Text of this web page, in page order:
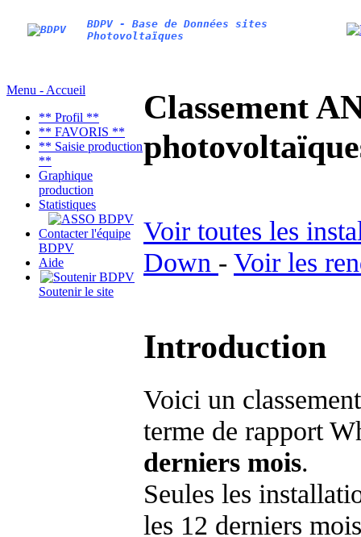
BDPV - Base de Données sites
Photovoltaïques
Menu - Accueil
** Profil **
** FAVORIS **
** Saisie production
**
Graphique
production
Statistiques
Contacter l'équipe
BDPV
Aide
Soutenir le site
Classement
Voir toutes les
Down - Voir les
Introduction
Voici un
terme de rapport
derniers mois.
Seules les
les 12 derniers